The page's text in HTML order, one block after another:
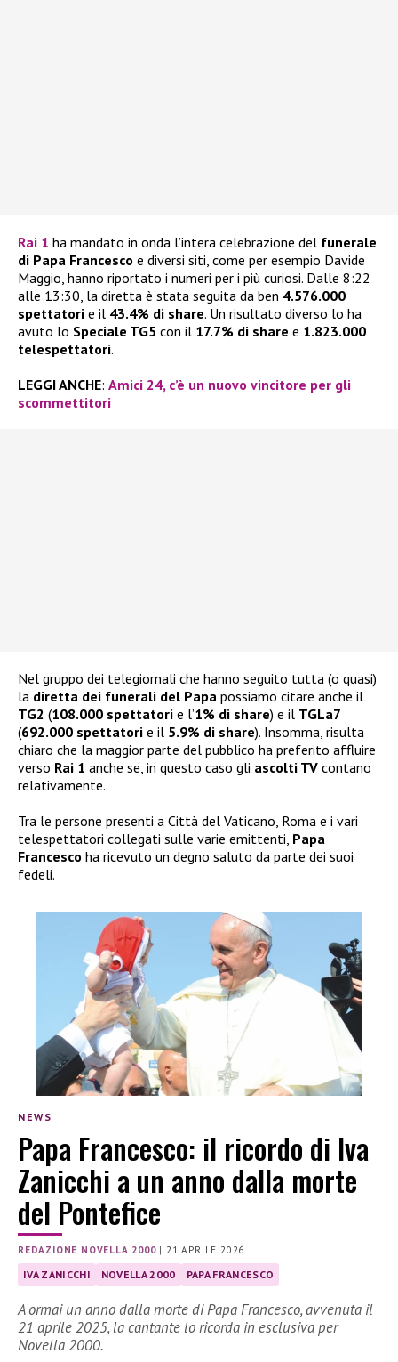
Rai 1 ha mandato in onda l’intera celebrazione del funerale
di Papa Francesco e diversi siti, come per esempio Davide
Maggio, hanno riportato i numeri per i più curiosi. Dalle 8:22
alle 13:30, la diretta è stata seguita da ben 4.576.000
spettatori e il 43.4% di share. Un risultato diverso lo ha
avuto lo Speciale TG5 con il 17.7% di share e 1.823.000
telespettatori.
LEGGI ANCHE: Amici 24, c’è un nuovo vincitore per gli
scommettitori
Nel gruppo dei telegiornali che hanno seguito tutta (o quasi)
la diretta dei funerali del Papa possiamo citare anche il
TG2 (108.000 spettatori e l’1% di share) e il TGLa7
(692.000 spettatori e il 5.9% di share). Insomma, risulta
chiaro che la maggior parte del pubblico ha preferito affluire
verso Rai 1 anche se, in questo caso gli ascolti TV contano
relativamente.
Tra le persone presenti a Città del Vaticano, Roma e i vari
telespettatori collegati sulle varie emittenti, Papa
Francesco ha ricevuto un degno saluto da parte dei suoi
fedeli.
NEWS
Papa Francesco: il ricordo di Iva
Zanicchi a un anno dalla morte
del Pontefice
REDAZIONE NOVELLA 2000| 21 APRILE 2026
IVA ZANICCHI NOVELLA 2000 PAPA FRANCESCO
A ormai un anno dalla morte di Papa Francesco, avvenuta il
21 aprile 2025, la cantante lo ricorda in esclusiva per
Novella 2000.